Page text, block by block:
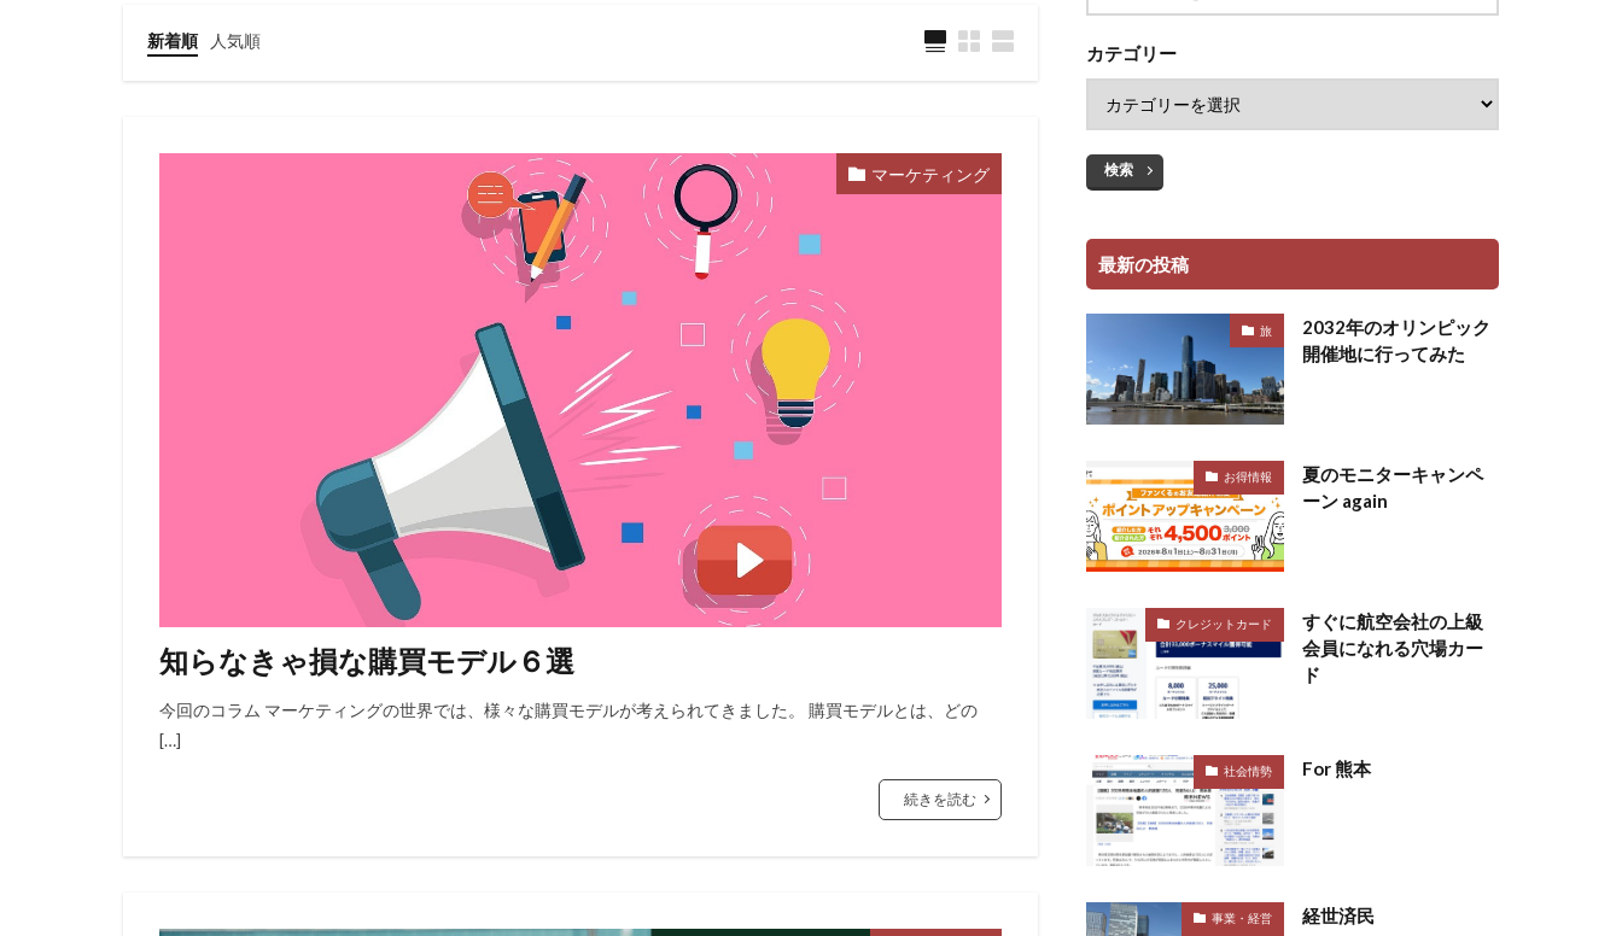
新着順 人気順
マーケティング
知らなきゃ損な購買モデル６選
今回のコラム マーケティングの世界では、様々な購買モデルが考えられてきました。 購買モデルとは、どの
[…]
続きを読む
カテゴリー
検索
最新の投稿
旅
2032年のオリンピック
開催地に行ってみた
お得情報
夏のモニターキャンペ
ーン again
クレジットカード
すぐに航空会社の上級
会員になれる穴場カー
ド
社会情勢 For 熊本
事業・経営 経世済民